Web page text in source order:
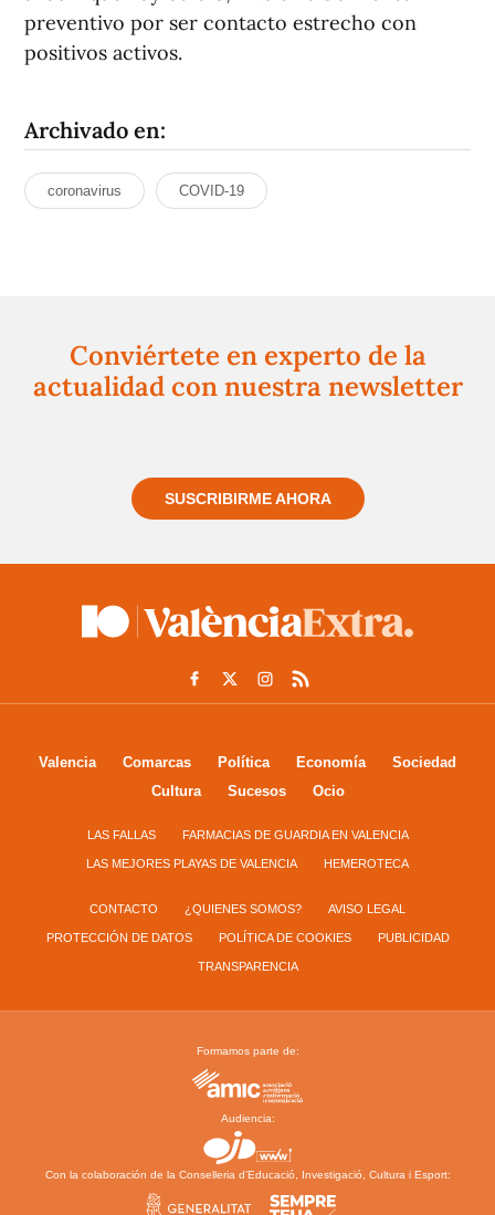
preventivo por ser contacto estrecho con
positivos activos.
Archivado en:
coronavirus COVID-19
Conviértete en experto de la
actualidad con nuestra newsletter
SUSCRIBIRME AHORA
Valencia Comarcas Política Economía
Sociedad
Cultura
Sucesos Ocio
LAS FALLAS FARMACIAS DE GUARDIA EN VALENCIA
LAS MEJORES PLAYAS DE VALENCIA HEMEROTECA
CONTACTO ¿QUIENES SOMOS? AVISO LEGAL
PROTECCIÓN DE DATOS POLÍTICA DE COOKIES PUBLICIDAD
TRANSPARENCIA
Formamos parte de:
Audiencia:
Con la colaboración de la Conselleria d’Educació, Investigació, Cultura i Esport: